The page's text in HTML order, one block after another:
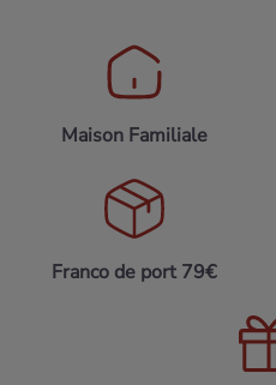
Maison Familiale
Franco de port 79€